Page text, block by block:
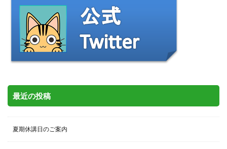
最近の投稿
夏期休講日のご案内